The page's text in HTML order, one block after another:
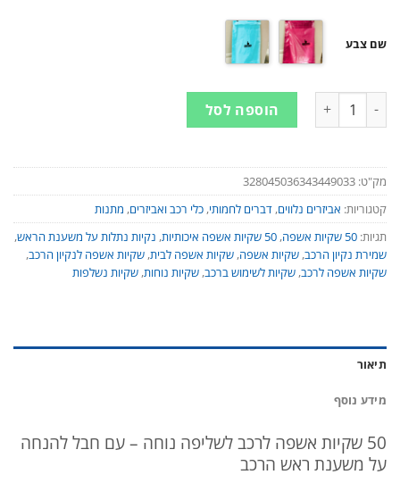
שם צבע
כמות של 50 שקיות אשפה לרכב לשליפה נוחה - עם חבל להנחה על משענת ראש הרכב הוספה לסל
מק"ט: 328045036343449033
קטגוריות: אביזרים נלווים, דברים לחמותי, כלי רכב ואביזרים, מתנות
תגיות: 50 שקיות אשפה , 50 שקיות אשפה איכותיות , נקיות נתלות על משענת הראש,
שמירת נקיון הרכב, שקיות אשפה, שקיות אשפה לבית, שקיות אשפה לנקיון הרכב,
שקיות אשפה לרכב, שקיות לשימוש ברכב, שקיות נוחות, שקיות נשלפות
תיאור
מידע נוסף
50 שקיות אשפה לרכב לשליפה נוחה – עם חבל להנחה
על משענת ראש הרכב